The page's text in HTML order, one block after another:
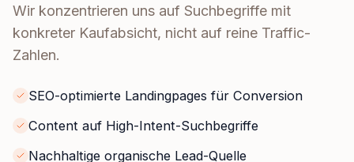
Wir konzentrieren uns auf Suchbegriffe mit
konkreter Kaufabsicht, nicht auf reine Traffic-
Zahlen.
SEO-optimierte Landingpages für Conversion
Content auf High-Intent-Suchbegriffe
Nachhaltige organische Lead-Quelle